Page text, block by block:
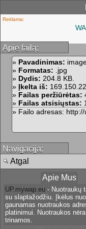
Reklama:
Apie failą:
» Pavadinimas:
» Formatas: .jpg
» Dydis: 204.8 KB.
» Įkelta iš:
» Failas peržiūrėtas:
» Failas atsisiųstas:
» Failo adresas:
Navigacija:
Atgal
Apie Mus
UP.mywap.eu - Nuotraukų
su slaptažodžiu. Įkėlus
gaunamas nuotraukos
platinimui. Nuotraukos nėra
trinamos.